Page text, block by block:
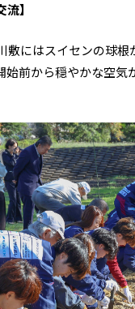
】
敷にはスイセンの球
始前から穏やかな空